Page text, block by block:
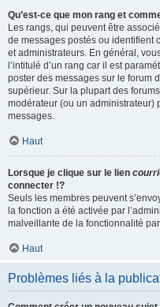
Qu’est-ce que mon rang et
Les rangs, qui peuvent être
de messages postés ou identifient
et administrateurs. En général,
l’intitulé d’un rang car il est
poster des messages sur le forum
supérieur. Sur la plupart des
modérateur (ou un administrateur)
messages.
Haut
Lorsque je clique sur le lien
connecter !?
Seuls les membres peuvent
la fonction a été activée par
malveillante de la fonctionnalité
Haut
Problèmes liés à la